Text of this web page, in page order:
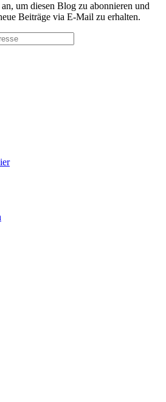
um diesen Blog zu abonnieren und
Beiträge via E-Mail zu erhalten.